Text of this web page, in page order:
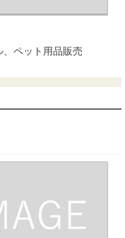
ペット用品販売